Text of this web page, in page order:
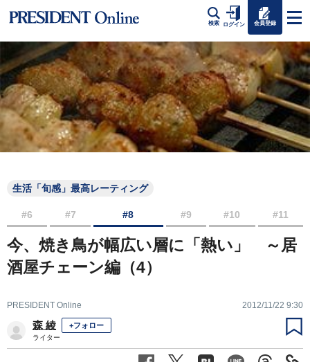
検索 ログイン 会員登録
生活「旬感」最高レーティング
#6 #7 #8 #9 #10 #11
今、焼き鳥が幅広い層に「熱い」 ～居
酒屋チェーン編（4）
PRESIDENT Online 2012/11/22 9:30
森 綾 +フォロー
ライター